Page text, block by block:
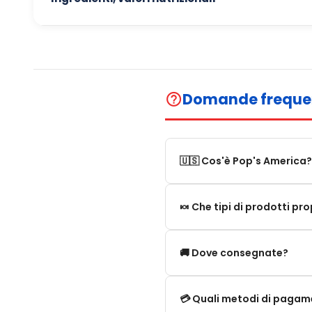
help_outlineDomande
🇺🇸 Cos'è Pop's America?
Pop's America è un
🍬 Che tipi di prodotti
Proponiamo in particolare:
🚚 Dove consegnate?
Consegniamo:
💳 Quali metodi di